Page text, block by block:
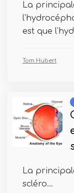
La
est que
Tom Hubert
La
scléro...